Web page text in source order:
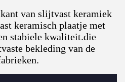
van slijtvast keramiek
keramisch plaatje met
stabiele kwaliteit.die
bekleding van de